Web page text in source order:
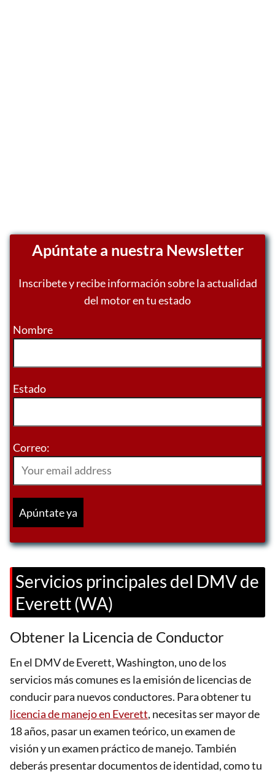
Apúntate a nuestra Newsletter
Inscribete y recibe información sobre la actualidad
del motor en tu estado
Nombre
Estado
Correo:
Servicios principales del DMV de
Everett (WA)
Obtener la Licencia de Conductor
En el DMV de Everett, Washington, uno de los
servicios más comunes es la emisión de licencias de
conducir para nuevos conductores. Para obtener tu
licencia de manejo en Everett, necesitas ser mayor de
18 años, pasar un examen teórico, un examen de
visión y un examen práctico de manejo. También
deberás presentar documentos de identidad, como tu